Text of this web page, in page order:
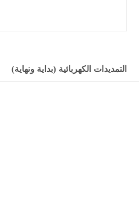
التمديدات الكهربائية (بداية ونهاية)